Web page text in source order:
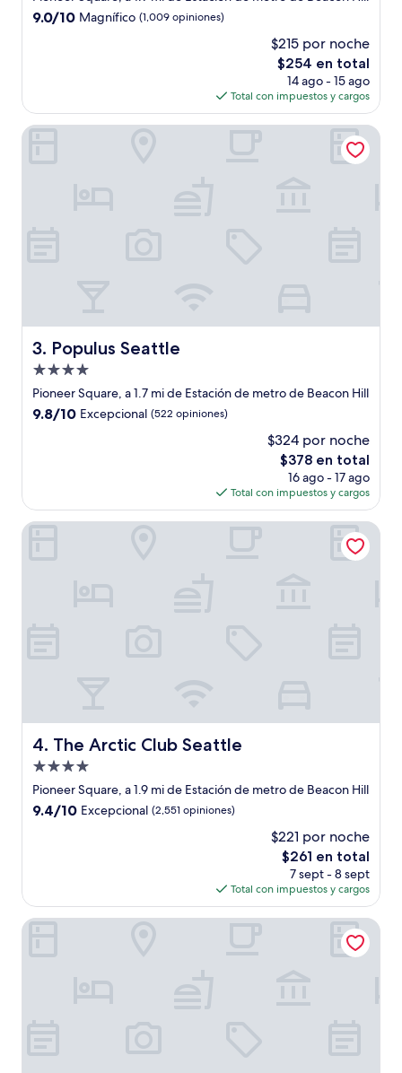
3.0
9.0
9.0/10 Magnífico (1,009 opiniones)
$215 por noche
El
precio
actual
es
de
$254 en total
14 ago - 15 ago
Total con impuestos y cargos
3. Populus Seattle
Populus Seattle
Propiedad
de
4.0
Pioneer Square, a 1.7 mi de Estación de metro de Beacon Hill
9.8
9.8/10 Excepcional (522 opiniones)
$324 por noche
El
precio
actual
es
de
$378 en total
16 ago - 17 ago
Total con impuestos y cargos
Populus Seattle
4. The Arctic Club Seattle
The Arctic Club Seattle
Propiedad
de
4.0
Pioneer Square, a 1.9 mi de Estación de metro de Beacon Hill
9.4
9.4/10 Excepcional (2,551 opiniones)
$221 por noche
El
precio
actual
es
de
$261 en total
7 sept - 8 sept
Total con impuestos y cargos
The Arctic Club Seattle
Embassy Suites by Hilton Seattle Downtown Pioneer